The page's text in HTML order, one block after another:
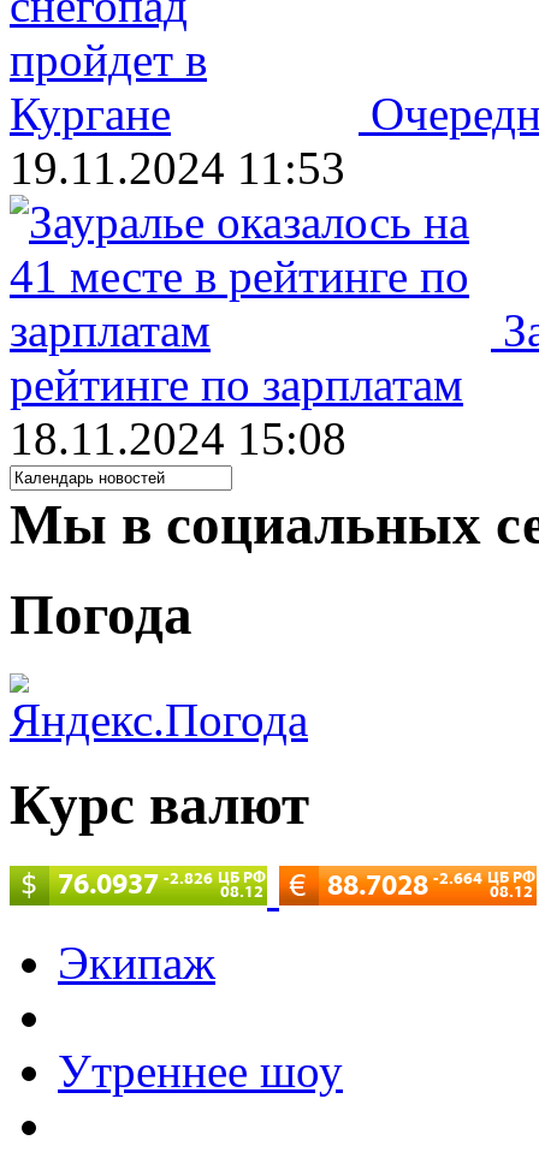
19.11.2024 11:53
рейтинге по зарплатам
18.11.2024 15:08
Мы в социальных
Погода
Курс валют
Экипаж
Утреннее шоу